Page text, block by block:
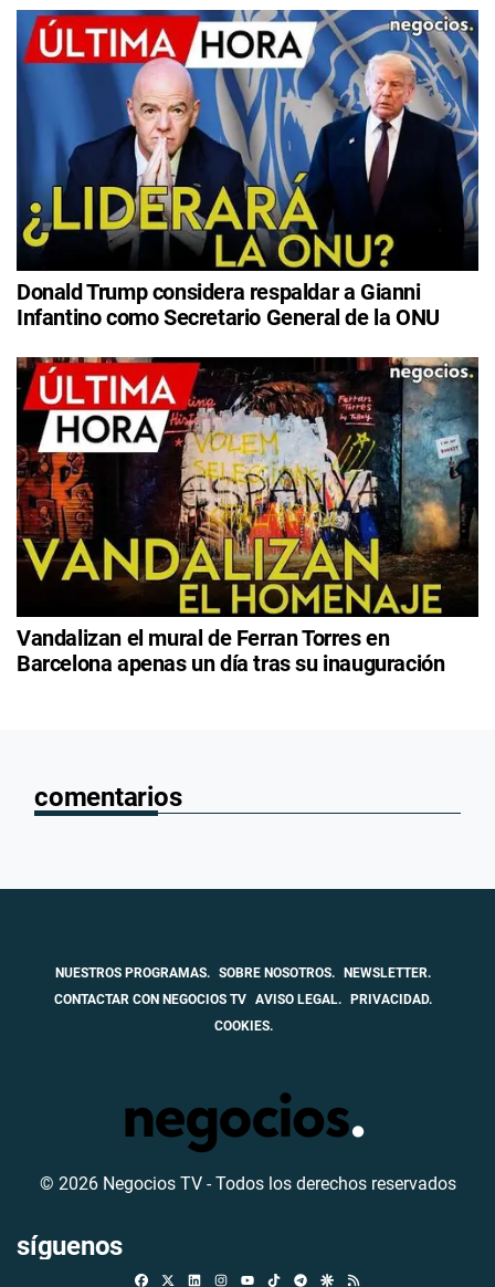
Donald Trump considera respaldar a Gianni
Infantino como Secretario General de la ONU
Vandalizan el mural de Ferran Torres en
Barcelona apenas un día tras su inauguración
comentarios
NUESTROS PROGRAMAS. SOBRE NOSOTROS. NEWSLETTER.
CONTACTAR CON NEGOCIOS TV AVISO LEGAL. PRIVACIDAD.
COOKIES.
© 2026 Negocios TV - Todos los derechos reservados
síguenos
FacebookLinkedinInstagramTikTokTelegramGoogle Discover